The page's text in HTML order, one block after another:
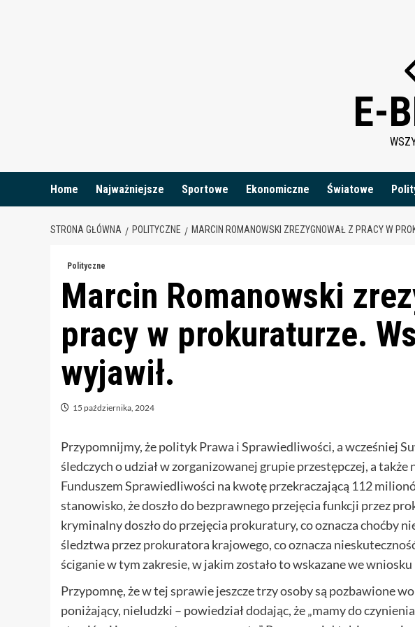
E-
Home Najważniejsze Sportowe Ekonomiczne Światowe
STRONA GŁÓWNA POLITYCZNE MARCIN ROMANOWSKI ZREZYGNOWAŁ Z PRACY W
Polityczne
Marcin Romanowski
pracy w prokuraturze.
wyjawił.
15 października, 2024
Przypomnijmy, że polityk Prawa i Sprawiedliwości, a wcześniej
śledczych o udział w zorganizowanej grupie przestępczej, a także
Funduszem Sprawiedliwości na kwotę przekraczającą 112
stanowisko, że doszło do bezprawnego przejęcia funkcji przez
kryminalny doszło do przejęcia prokuratury, co oznacza choćby
śledztwa przez prokuratora krajowego, co oznacza
ściganie w tym zakresie, w jakim zostało to wskazane we
Przypomnę, że w tej sprawie jeszcze trzy osoby są pozbawione
poniżający, nieludzki – powiedział dodając, że „mamy do